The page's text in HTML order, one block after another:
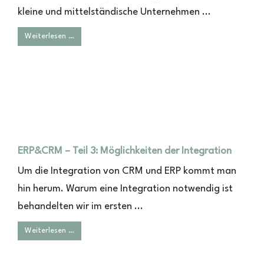
kleine und mittelständische Unternehmen ...
Weiterlesen …
ERP&CRM – Teil 3: Möglichkeiten der Integration
Um die Integration von CRM und ERP kommt man
hin herum. Warum eine Integration notwendig ist
behandelten wir im ersten ...
Weiterlesen …